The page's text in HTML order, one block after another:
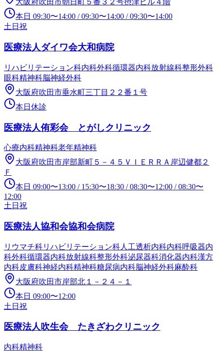
大阪府吹田市朝日町５番３２号摂津ビル４階
本日 09:30〜14:00 /09:30〜14:00 /09:30〜14:00
土日祝
医療法人ダイワ会大和病院
リハビリテーション科内科外科循環器内科放射線科整形外科
眼科精神科脳神経外科
大阪府吹田市垂水町三丁目２２番１号
本日休診
医療法人侑彩会 とがしクリニック
心療内科精神科老年精神科
大阪府吹田市岸部新町５－４５ＶＩＥＲＲＡ岸辺健都２
Ｆ
本日 09:00〜13:00 / 15:30〜18:30 /08:30〜12:00 /08:30〜
12:00
土日祝
医療法人協和会協和会病院
リウマチ科リハビリテーション科人工透析内科内科呼吸器内
科外科循環器内科放射線科整形外科泌尿器科消化器内科漢方
内科皮膚科神経内科精神科糖尿病内科脳神経外科麻酔科
大阪府吹田市岸部北１－２４－１
本日 09:00〜12:00
土日祝
医療法人吹生会 たきざわクリニック
内科精神科